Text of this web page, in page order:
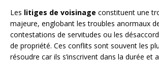
Les litiges de voisinage constituent une
majeure, englobant les troubles anormaux
contestations de servitudes ou les
de propriété. Ces conflits sont souvent les
résoudre car ils s’inscrivent dans la durée et